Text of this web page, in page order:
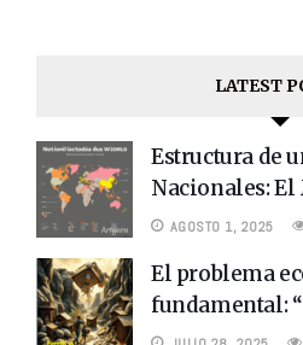
LATEST
Estructura de
Nacionales:
AGOSTO 1, 2025
El problema
fundamental: